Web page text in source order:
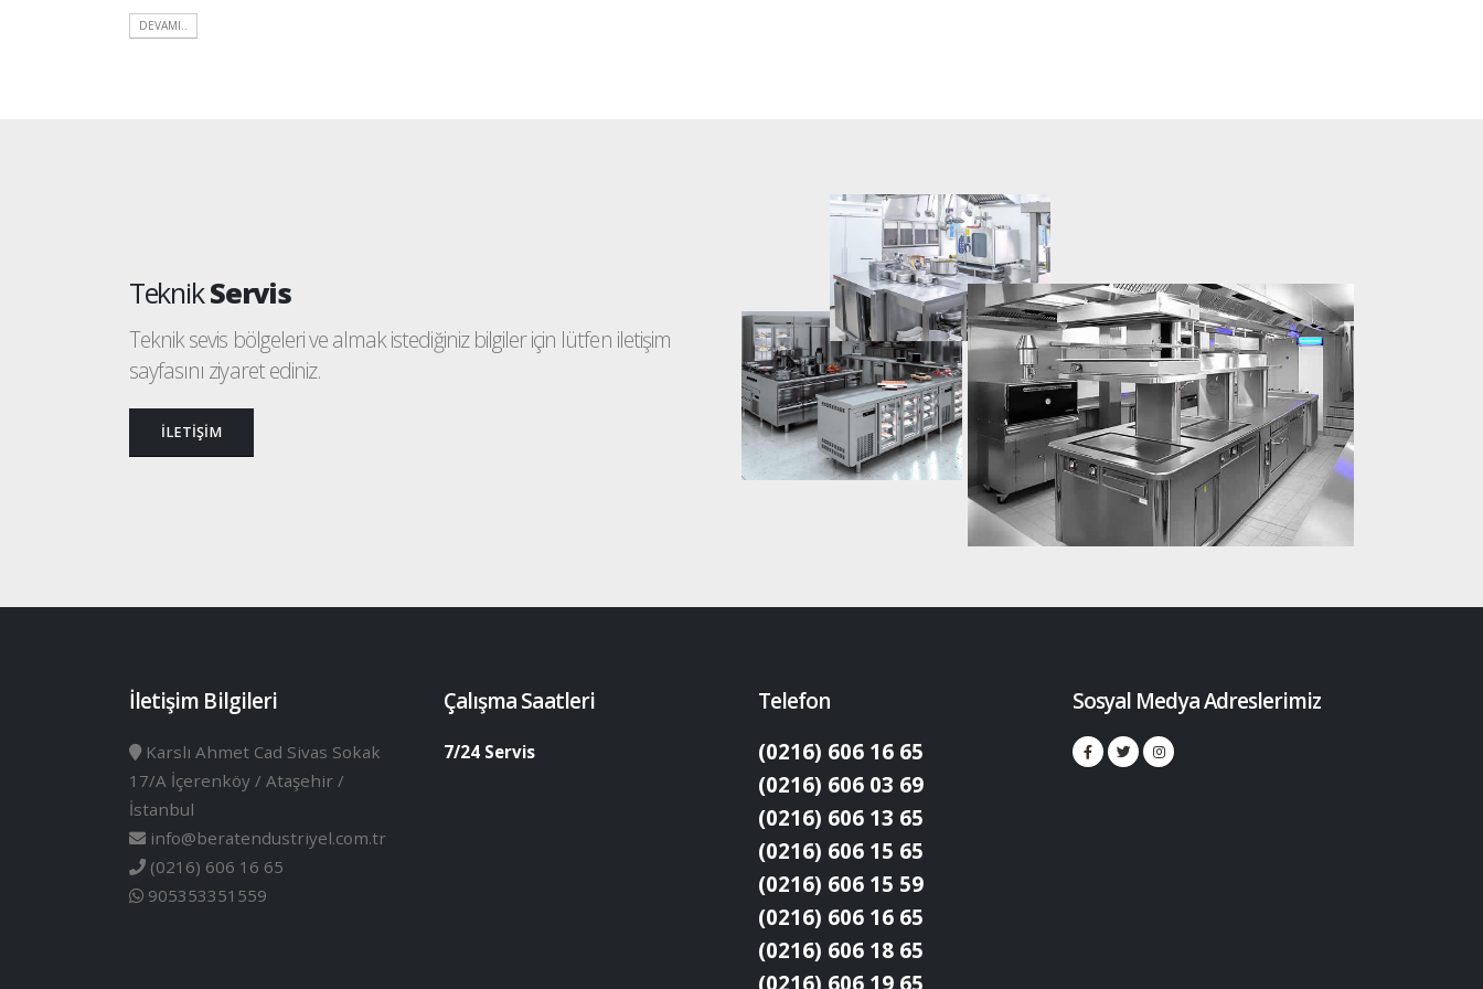
DEVAMI..
TeknikServis
Teknik sevis bölgeleri ve almak istediğiniz bilgiler için lütfen iletişim
sayfasını ziyaret ediniz.
İLETİŞİM
İletişim Bilgileri
Karslı Ahmet Cad Sivas Sokak
17/A İçerenköy / Ataşehir /
İstanbul
info@beratendustriyel.com.tr
(0216) 606 16 65
905353351559
Çalışma Saatleri
7/24 Servis
Telefon
(0216) 606 16 65
(0216) 606 03 69
(0216) 606 13 65
(0216) 606 15 65
(0216) 606 15 59
(0216) 606 16 65
(0216) 606 18 65
(0216) 606 19 65
Sosyal Medya Adreslerimiz